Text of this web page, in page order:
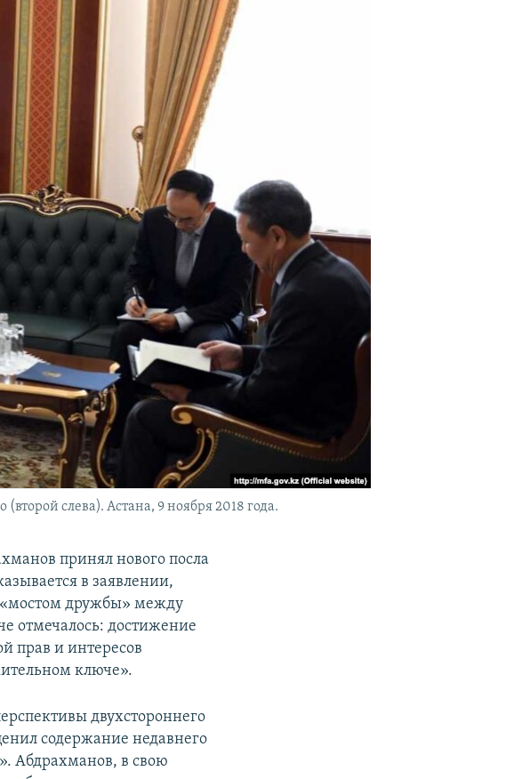
слева). Астана, 9 ноября 2018 года.
принял нового посла
в заявлении,
дружбы» между
отмечалось: достижение
прав и интересов
ключе».
двухстороннего
содержание недавнего
Абдрахманов, в свою